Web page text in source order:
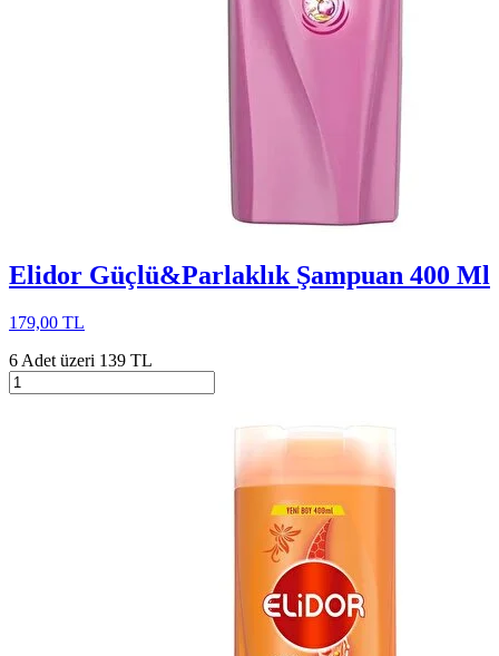
Elidor Güçlü&Parlaklık Şampuan 400 Ml
179,00 TL
6 Adet üzeri 139 TL